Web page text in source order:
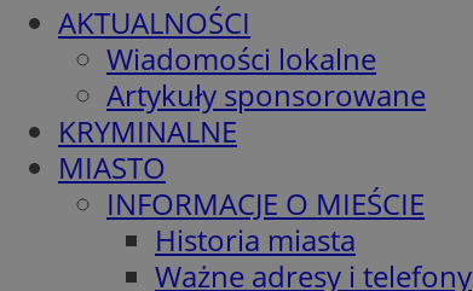
AKTUALNOŚCI
Wiadomości lokalne
Artykuły sponsorowane
KRYMINALNE
MIASTO
INFORMACJE O MIEŚCIE
Historia miasta
Ważne adresy i telefony